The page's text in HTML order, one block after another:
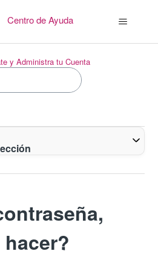
Centro de Ayuda
y Administra tu Cuenta